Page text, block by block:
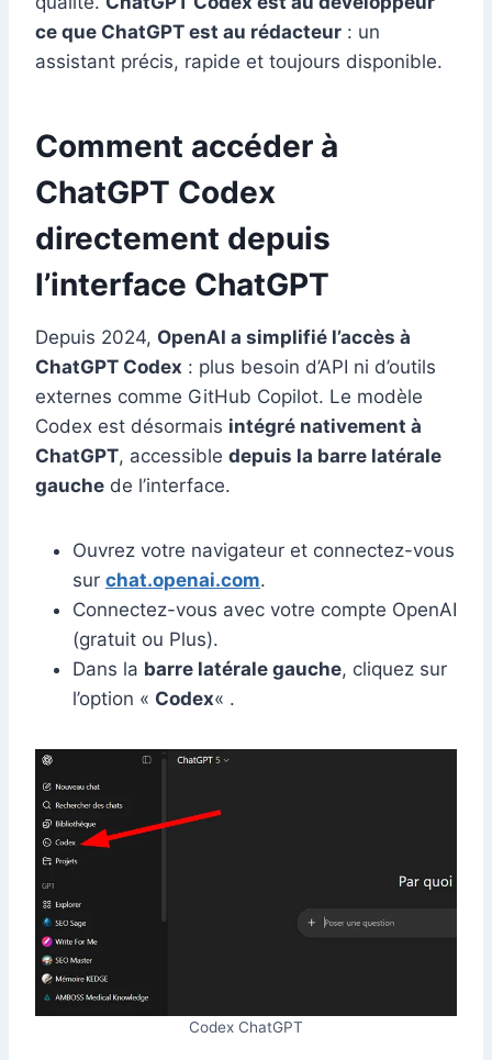
ce que ChatGPT est au rédacteur : un
assistant précis, rapide et toujours disponible.
Comment accéder à
ChatGPT Codex
directement depuis
l’interface ChatGPT
Depuis 2024, OpenAI a simplifié l’accès à
ChatGPT Codex : plus besoin d’API ni d’outils
externes comme GitHub Copilot. Le modèle
Codex est désormais intégré nativement à
ChatGPT, accessible depuis la barre latérale
gauche de l’interface.
Ouvrez votre navigateur et connectez-vous
sur chat.openai.com.
Connectez-vous avec votre compte OpenAI
(gratuit ou Plus).
Dans la barre latérale gauche, cliquez sur
l’option « Codex« .
Codex ChatGPT